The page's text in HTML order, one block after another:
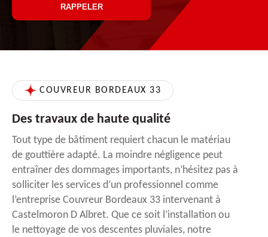
COUVREUR BORDEAUX 33
Des travaux de haute qualité
Tout type de bâtiment requiert chacun le matériau
de gouttière adapté. La moindre négligence peut
entraîner des dommages importants, n’hésitez pas à
solliciter les services d’un professionnel comme
l’entreprise Couvreur Bordeaux 33 intervenant à
Castelmoron D Albret. Que ce soit l’installation ou
le nettoyage de vos descentes pluviales, notre